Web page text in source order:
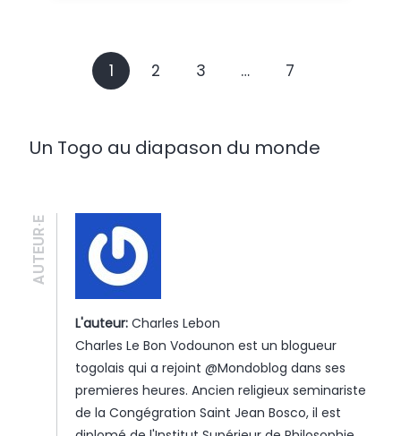
1 2 3 … 7
Un Togo au diapason du monde
AUTEUR·E
L'auteur: Charles Lebon
Charles Le Bon Vodounon est un blogueur
togolais qui a rejoint @Mondoblog dans ses
premieres heures. Ancien religieux seminariste
de la Congégration Saint Jean Bosco, il est